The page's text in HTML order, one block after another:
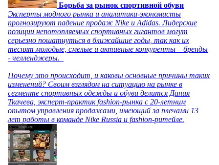
Борьба за рынок спортивной обуви
Эксперты модного рынка и аналитики-экономисты
прогнозируют падение продаж Nike и Adidas. Лидерские
позиции непотопляемых спортивных гигантов могут
серьезно пошатнуться в ближайшие годы, так как их
теснят молодые, смелые и активные конкуренты – бренды
- челленджеры.
Почему это происходит, и каковы основные причины таких
изменений? Своим взглядом на ситуацию на рынке в
сегменте спортивных одежды и обуви делится Дания
Ткачева, эксперт-практик fashion-рынка с 20-летним
опытом управления продажами, имеющий за плечами 13
лет работы в команде Nike Russia и fashion-ритейле.